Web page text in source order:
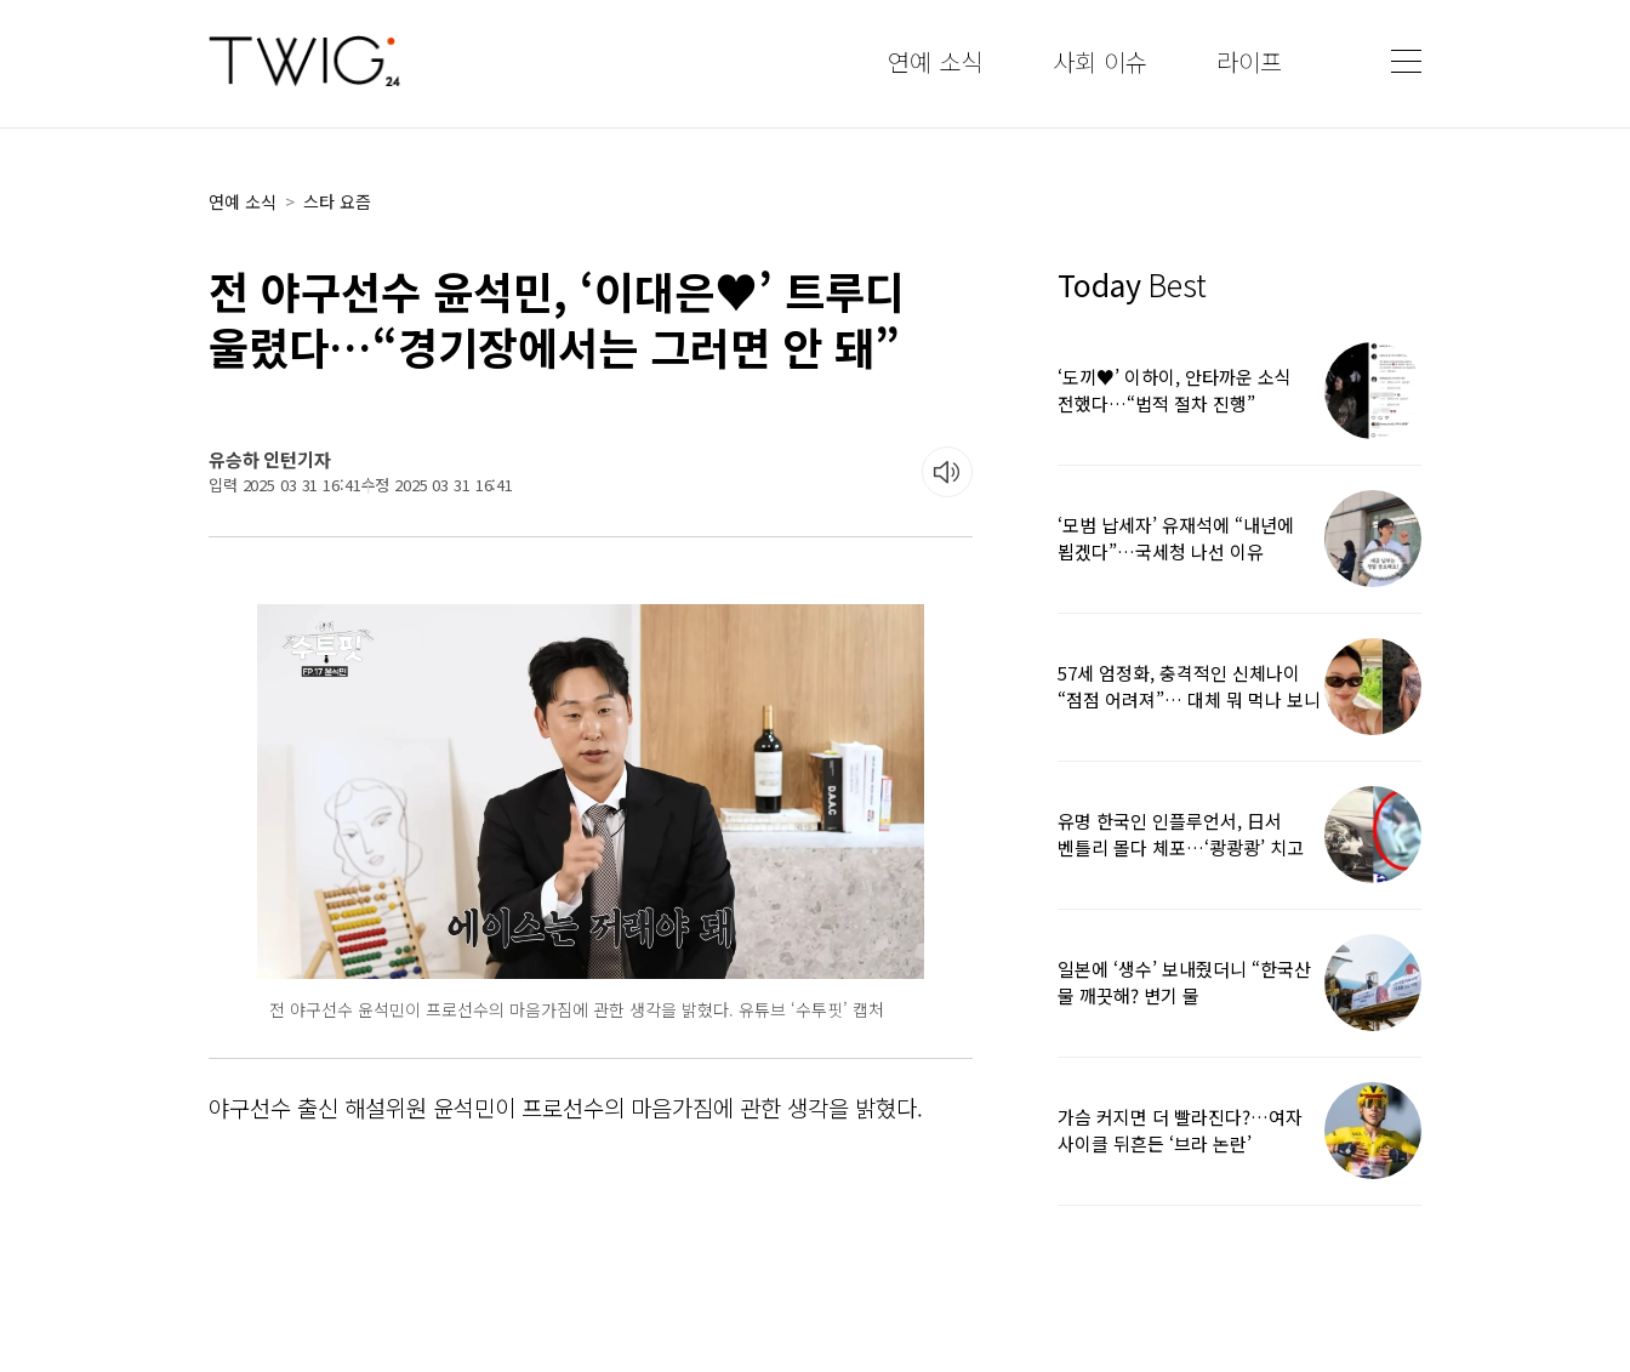
연예 소식 사회 이슈 라이프
연예 소식 > 스타 요즘
전 야구선수 윤석민, ‘이대은♥’ 트루디
울렸다…“경기장에서는 그러면 안 돼”
유승하 인턴기자
입력 2025 03 31 16:41수정 2025 03 31 16:41
전 야구선수 윤석민이 프로선수의 마음가짐에 관한 생각을 밝혔다. 유튜브 ‘수투핏’ 캡처
야구선수 출신 해설위원 윤석민이 프로선수의 마음가짐에 관한 생각을 밝혔다.
Today Best
‘도끼♥’ 이하이, 안타까운 소식
전했다…“법적 절차 진행”
‘모범 납세자’ 유재석에 “내년에
뵙겠다”…국세청 나선 이유
57세 엄정화, 충격적인 신체나이
“점점 어려져”… 대체 뭐 먹나 보니
유명 한국인 인플루언서, 日서
벤틀리 몰다 체포…‘쾅쾅쾅’ 치고
일본에 ‘생수’ 보내줬더니 “한국산
물 깨끗해? 변기 물
가슴 커지면 더 빨라진다?…여자
사이클 뒤흔든 ‘브라 논란’